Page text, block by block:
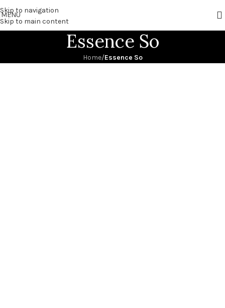
Skip to navigation
Skip to main content
MENU
Essence So
Home/Essence So